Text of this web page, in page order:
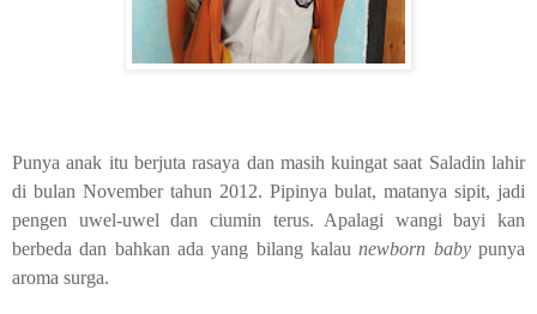
Punya anak itu berjuta rasaya dan masih kuingat saat Saladin lahir
di bulan November tahun 2012. Pipinya bulat, matanya sipit, jadi
pengen uwel-uwel dan ciumin terus. Apalagi wangi bayi kan
berbeda dan bahkan ada yang bilang kalaunewborn babypunya
aroma surga.